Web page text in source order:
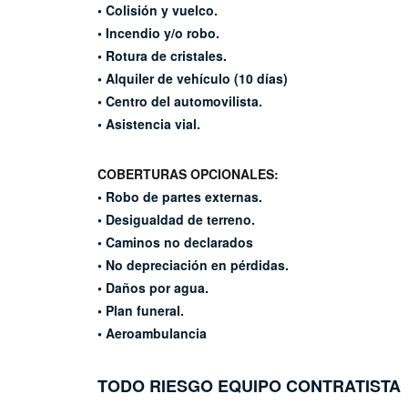
• Colisión y vuelco.
• Incendio y/o robo.
• Rotura de cristales.
• Alquiler de vehículo (10 días)
• Centro del automovilista.
• Asistencia vial.
COBERTURAS OPCIONALES:
• Robo de partes externas.
• Desigualdad de terreno.
• Caminos no declarados
• No depreciación en pérdidas.
• Daños por agua.
• Plan funeral.
• Aeroambulancia
TODO RIESGO EQUIPOCONTRATISTA